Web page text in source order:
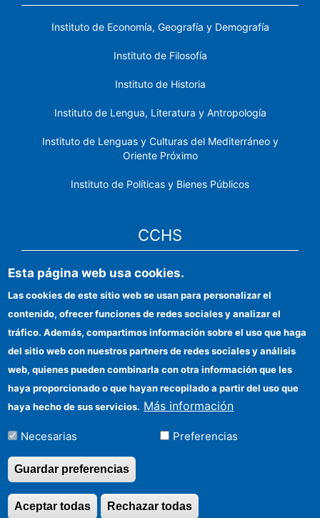
Instituto de Economía, Geografía y Demografía
Instituto de Filosofía
Instituto de Historia
Instituto de Lengua, Literatura y Antropología
Instituto de Lenguas y Culturas del Mediterráneo y
Oriente Próximo
Instituto de Políticas y Bienes Públicos
CCHS
Sede electrónica CSIC
Identidad institucional
Información para proveedores
Ayudas FEDER
Organismos financiadores
Contacto
Cómo llegar
©Copyright 2026 Todos los derechos reservados
Esta página web usa cookies.
Las cookies de este sitio web se usan para personalizar el
contenido, ofrecer funciones de redes sociales y analizar el
tráfico. Además, compartimos información sobre el uso que haga
del sitio web con nuestros partners de redes sociales y análisis
web, quienes pueden combinarla con otra información que les
haya proporcionado o que hayan recopilado a partir del uso que
haya hecho de sus servicios. Más información
Necesarias Preferencias
Guardar preferencias
Rechazar todas
Aceptar todas